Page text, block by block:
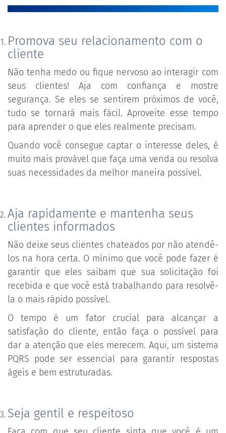
Promova seu relacionamento com o
cliente
Não tenha medo ou fique nervoso ao interagir com
seus clientes! Aja com confiança e mostre
segurança. Se eles se sentirem próximos de você,
tudo se tornará mais fácil. Aproveite esse tempo
para aprender o que eles realmente precisam.
Quando você consegue captar o interesse deles, é
muito mais provável que faça uma venda ou resolva
suas necessidades da melhor maneira possível.
Aja rapidamente e mantenha seus
clientes informados
Não deixe seus clientes chateados por não atendê-
los na hora certa. O mínimo que você pode fazer é
garantir que eles saibam que sua solicitação foi
recebida e que você está trabalhando para resolvê-
la o mais rápido possível.
O tempo é um fator crucial para alcançar a
satisfação do cliente, então faça o possível para
dar a atenção que eles merecem. Aqui, um sistema
PQRS pode ser essencial para garantir respostas
ágeis e bem estruturadas.
Seja gentil e respeitoso